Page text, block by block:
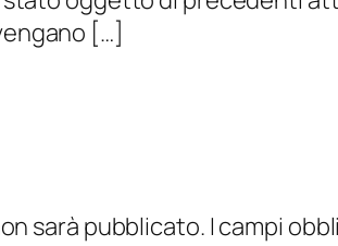
[…]
sarà pubblicato. I campi